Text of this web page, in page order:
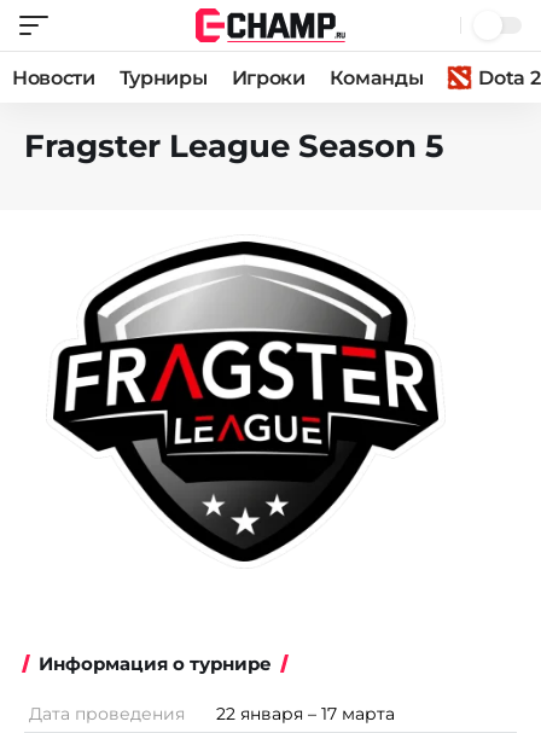
Новости Турниры Игроки Команды Dota 2
Fragster League Season 5
Информация о турнире
Дата проведения
22 января – 17 марта